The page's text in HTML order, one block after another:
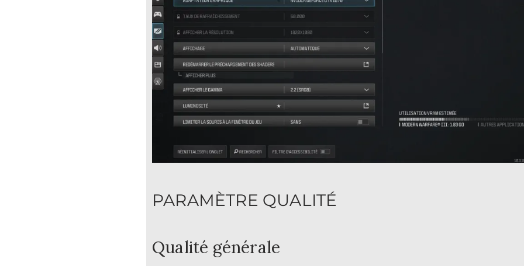
PARAMÈTRE QUALITÉ
Qualité générale